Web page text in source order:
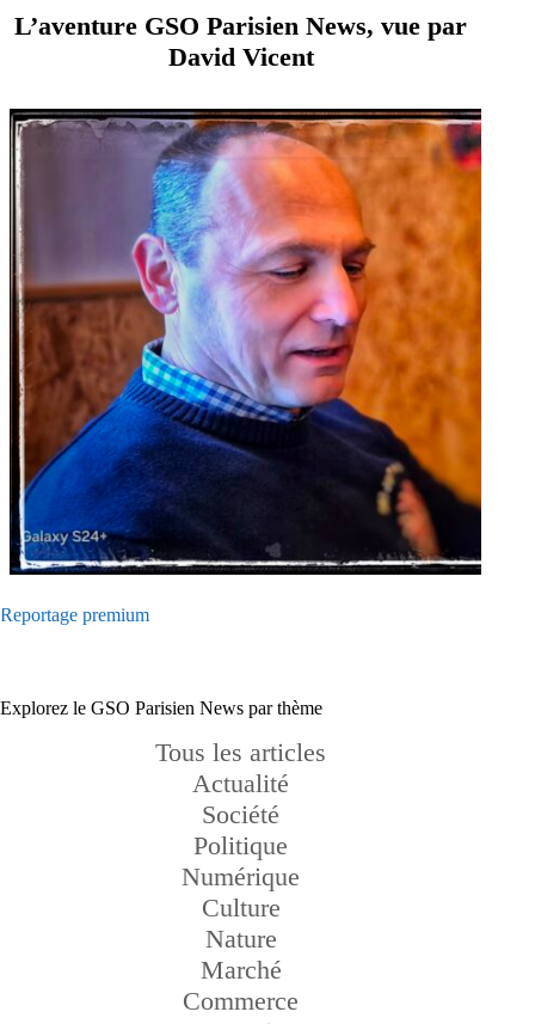
L’aventure GSO Parisien News, vue par
David Vicent
Reportage premium
Explorez le GSO Parisien News par thème
Tous les articles
Actualité
Société
Politique
Numérique
Culture
Nature
Marché
Commerce